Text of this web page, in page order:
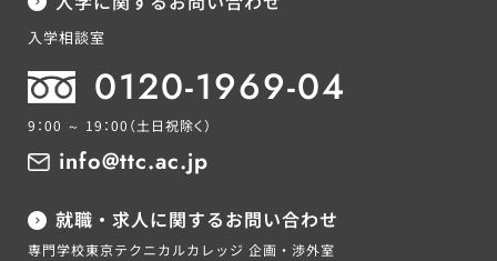
入学相談室
0120-1969-04
9：00 ～ 19：00 （土日祝除く）
info@ttc.ac.jp
就職・求人に関するお問い合わせ
専門学校東京テクニカルカレッジ 企画・渉外室